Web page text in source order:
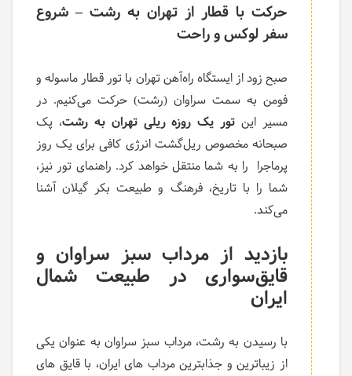
حرکت با قطار از تهران به رشت – شروع
سفر لوکس و راحت
صبح زود از ایستگاه راه‌آهن تهران با تور قطار ماسوله و
فومن به سمت سراوان (رشت) حرکت می‌کنیم. در
مسیر این تور یک روزه ریلی تهران به رشت، پک
صبحانه مخصوص ریل‌گشت انرژی کافی برای یک روز
پرماجرا را به شما منتقل خواهد کرد. راهنمای تور نیز،
شما را با تاریخ، فرهنگ و طبیعت بکر گیلان آشنا
می‌کند.
بازدید از مرداب سبز سراوان و
قایق‌سواری در طبیعت شمال
ایران
با رسیدن به رشت، مرداب سبز سراوان به عنوان یکی
از زیباترین و جذابترین مرداب های ایران، با قایق های